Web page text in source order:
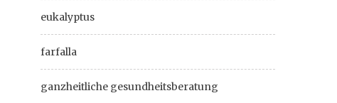
eukalyptus
farfalla
ganzheitliche gesundheitsberatung